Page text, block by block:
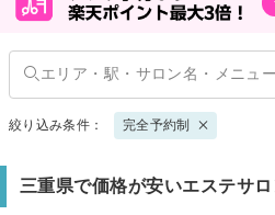
絞り込み条件： 完全予約制
三重県で価格が安いエステサ